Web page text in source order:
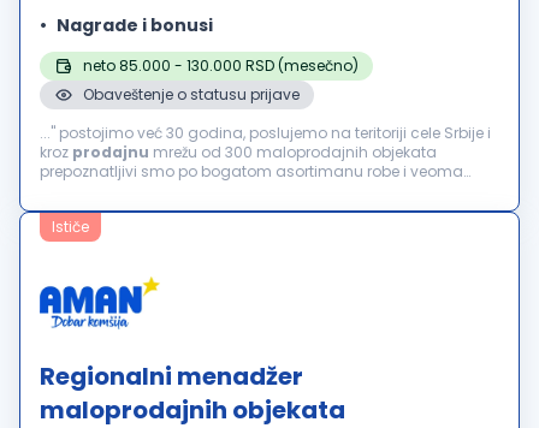
Nagrade i bonusi
neto 85.000 - 130.000 RSD (mesečno)
Obaveštenje o statusu prijave
..." postojimo već 30 godina, poslujemo na teritoriji cele Srbije i
kroz prodajnu mrežu od 300 maloprodajnih objekata
prepoznatljivi smo po bogatom asortimanu robe i veoma
dinara (u zavisnosti od prometa...
Ističe
Regionalni menadžer
maloprodajnih objekata